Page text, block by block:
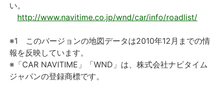
い。
http://www.navitime.co.jp/wnd/car/info/roadlist/
※1 このバージョンの地図データは2010年12月までの情
報を反映しています。
※「CAR NAVITIME」「WND」は、株式会社ナビタイム
ジャパンの登録商標です。